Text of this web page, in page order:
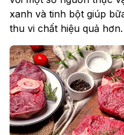
xanh và tinh bột giúp
thu vi chất hiệu quả hơn.